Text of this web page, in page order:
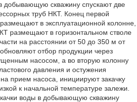
добывающую скважину спускают две
труб НКТ. Конец первой
в эксплуатационной колонне,
размещают в горизонтальном стволе
на расстоянии от 50 до 350 м от
отбор продукции через
насосом, а во вторую колонну
давления и остужения
прием насоса, инициируют закачку
к начальной температуре залежи.
воды в добывающую скважину